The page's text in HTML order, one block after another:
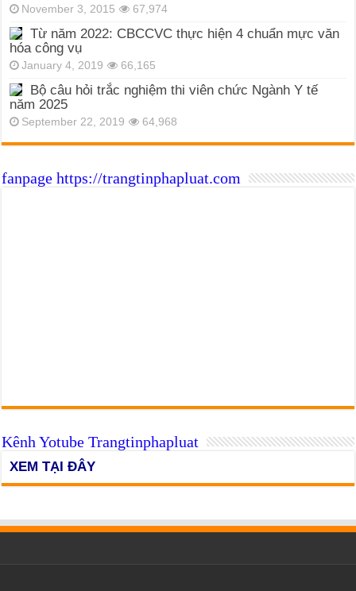
November 3, 2015 67,974
Từ năm 2022: CBCCVC thực hiện 4 chuẩn mực văn
hóa công vụ
January 4, 2019 66,165
Bộ câu hỏi trắc nghiệm thi viên chức Ngành Y tế
năm 2025
September 22, 2019 64,968
fanpage https://trangtinphapluat.com
Kênh Yotube Trangtinphapluat
XEM TẠI ĐÂY